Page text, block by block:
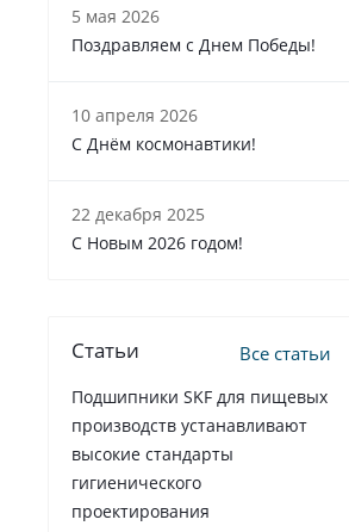
5 мая 2026
Поздравляем с Днем Победы!
10 апреля 2026
С Днём космонавтики!
22 декабря 2025
C Новым 2026 годом!
Статьи Все статьи
Подшипники SKF для пищевых
производств устанавливают
высокие стандарты
гигиенического
проектирования